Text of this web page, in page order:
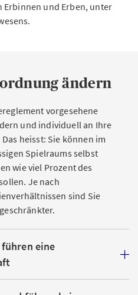
Erbinnen und Erben, unter
ändern
vorgesehene
und individuell an Ihre
heisst: Sie können im
Spielraums selbst
wie viel Prozent des
Je nach
sind Sie
eine